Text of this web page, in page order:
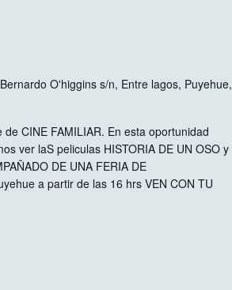
O'higgins s/n, Entre lagos, Puyehue,
CINE FAMILIAR. En esta oportunidad
ver laS peliculas HISTORIA DE UN OSO y
DE UNA FERIA DE
a partir de las 16 hrs VEN CON TU